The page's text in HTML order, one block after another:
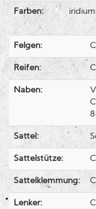
Farben:
Felgen:
Reifen:
Naben:
Sattel:
Sattelstütze:
Sattelklemmung:
Lenker: